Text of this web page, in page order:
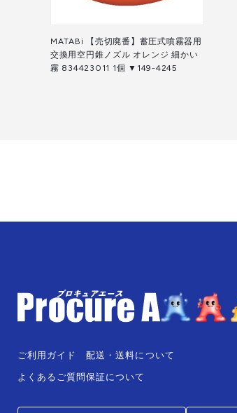
MATABi 【売切廃番】蓄圧式噴霧器用
交換用空円錐ノズル オレンジ 細かい
霧 834423011 1個 ▼149-4245
ご利用ガイド
よくあるご質問
配送・送料について
保証について